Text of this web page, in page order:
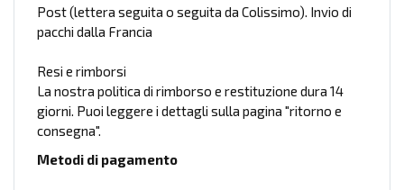
Post (lettera seguita o seguita da Colissimo). Invio di
pacchi dalla Francia
Resi e rimborsi
La nostra politica di rimborso e restituzione dura 14
giorni. Puoi leggere i dettagli sulla pagina "ritorno e
consegna".
Metodi di pagamento